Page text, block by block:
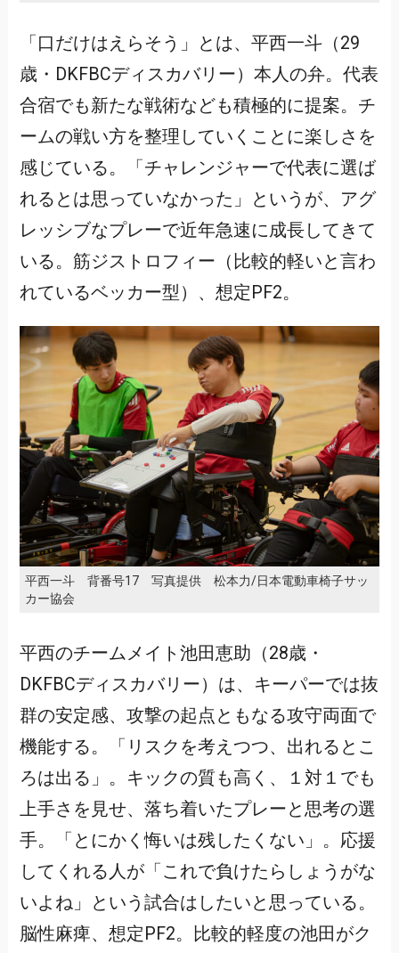
「口だけはえらそう」とは、平西一斗（29
歳・DKFBCディスカバリー）本人の弁。代表
合宿でも新たな戦術なども積極的に提案。チ
ームの戦い方を整理していくことに楽しさを
感じている。「チャレンジャーで代表に選ば
れるとは思っていなかった」というが、アグ
レッシブなプレーで近年急速に成長してきて
いる。筋ジストロフィー（比較的軽いと言わ
れているベッカー型）、想定PF2。
平西一斗 背番号17 写真提供 松本力/日本電動車椅子サッ
カー協会
平西のチームメイト池田恵助（28歳・
DKFBCディスカバリー）は、キーパーでは抜
群の安定感、攻撃の起点ともなる攻守両面で
機能する。「リスクを考えつつ、出れるとこ
ろは出る」。キックの質も高く、１対１でも
上手さを見せ、落ち着いたプレーと思考の選
手。「とにかく悔いは残したくない」。応援
してくれる人が「これで負けたらしょうがな
いよね」という試合はしたいと思っている。
脳性麻痺、想定PF2。比較的軽度の池田がク